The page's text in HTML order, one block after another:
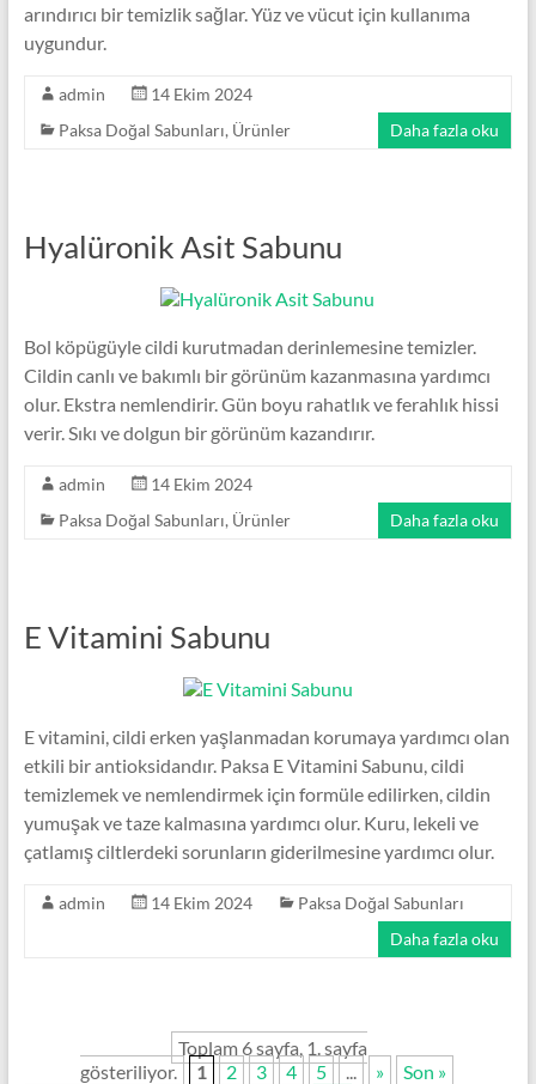
arındırıcı bir temizlik sağlar. Yüz ve vücut için kullanıma
uygundur.
admin
14 Ekim 2024
Paksa Doğal Sabunları, Ürünler Daha fazla oku
Hyalüronik Asit Sabunu
Bol köpügüyle cildi kurutmadan derinlemesine temizler.
Cildin canlı ve bakımlı bir görünüm kazanmasına yardımcı
olur. Ekstra nemlendirir. Gün boyu rahatlık ve ferahlık hissi
verir. Sıkı ve dolgun bir görünüm kazandırır.
admin
14 Ekim 2024
Paksa Doğal Sabunları, Ürünler Daha fazla oku
E Vitamini Sabunu
E vitamini, cildi erken yaşlanmadan korumaya yardımcı olan
etkili bir antioksidandır. Paksa E Vitamini Sabunu, cildi
temizlemek ve nemlendirmek için formüle edilirken, cildin
yumuşak ve taze kalmasına yardımcı olur. Kuru, lekeli ve
çatlamış ciltlerdeki sorunların giderilmesine yardımcı olur.
admin 14 Ekim 2024
Paksa Doğal Sabunları
Daha fazla oku
Toplam 6 sayfa, 1. sayfa
gösteriliyor.
1 2 3 4 5 ... » Son »